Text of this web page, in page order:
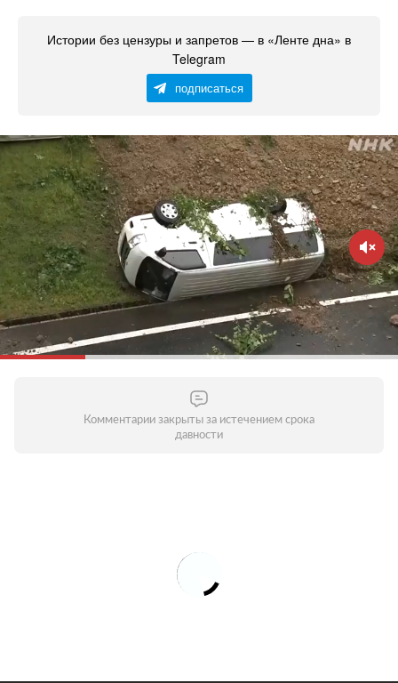
Истории без цензуры и запретов — в «Ленте дна» в
Telegram
подписаться
Комментарии закрыты за истечением срока
давности